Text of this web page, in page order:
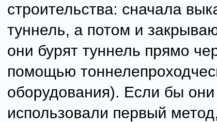
строительства: сначала
туннель, а потом и
они бурят туннель прямо
помощью
оборудования). Если бы они
использовали первый